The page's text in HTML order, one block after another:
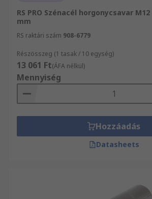
RS PRO Szénacél horgonycsavar
mm
RS raktári szám 908-6779
Részösszeg (1 tasak / 10 egység)
13 061 Ft(ÁFA nélkül)
Mennyiség
Hozzáadás
Datasheets